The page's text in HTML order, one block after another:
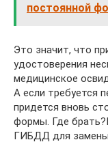
постоянной
Это значит, что
удостоверения
медицинское
А если требуется
придется вновь
формы. Где
ГИБДД для замены